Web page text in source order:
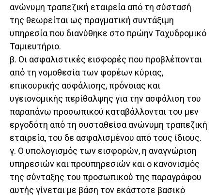
ανώνυμη τραπεζική εταιρεία από τη σύστασή
της θεωρείται ως πραγματική συντάξιμη
υπηρεσία που διανύθηκε στο πρώην Ταχυδρομικό
Ταμιευτήριο.
β. Οι ασφαλιστικές εισφορές που προβλέπονται
από τη νομοθεσία των φορέων κύριας,
επικουρικής ασφάλισης, πρόνοιας και
υγειονομικής περίθαλψης για την ασφάλιση του
παραπάνω προσωπικού καταβάλλονται του μεν
εργοδότη από τη συσταθείσα ανώνυμη τραπεζική
εταιρεία, του δε ασφαλισμένου από τους ίδιους.
γ. Ο υπολογισμός των εισφορών, η αναγνώριση
υπηρεσιών και προϋπηρεσιών και ο κανονισμός
της σύνταξης του προσωπικού της παραγράφου
αυτής γίνεται με βάση τον εκάστοτε βασικό